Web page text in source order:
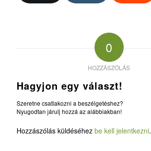
0
HOZZÁSZÓLÁS
Hagyjon egy választ!
Szeretne csatlakozni a beszélgetéshez?
Nyugodtan járulj hozzá az alábbiakban!
Hozzászólás küldéséhez be kell jelentkezni.